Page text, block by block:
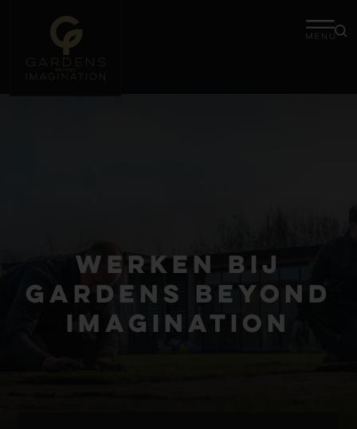
Werken bij
Gardens beyond
imagination